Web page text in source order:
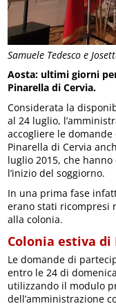
Samuele Tedesco e
Aosta: ultimi giorni
Pinarella di Cervia.
Considerata la
al 24 luglio,
accogliere le
Pinarella di Cervia
luglio 2015, che
l’inizio del soggiorno.
In una prima fase
erano stati ricompresi
alla colonia.
Colonia estiva
Le domande di
entro le 24 di
utilizzando il modulo
dell’amministrazione